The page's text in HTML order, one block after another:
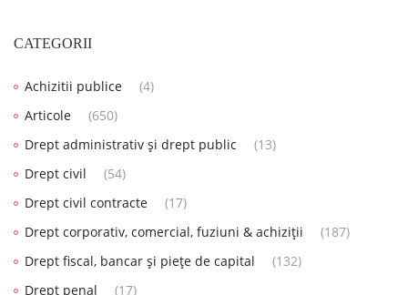
CATEGORII
Achizitii publice
(4)
Articole
(650)
Drept administrativ și drept public
(13)
Drept civil
(54)
Drept civil contracte
(17)
Drept corporativ, comercial, fuziuni & achiziții
(187)
Drept fiscal, bancar și piețe de capital
(132)
Drept penal
(17)